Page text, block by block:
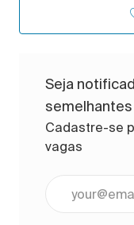
Seja
semelhantes
Cadastre-se
vagas